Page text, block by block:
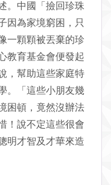
。中國「撿回珍珠
因為家境窮困，只
一顆顆被丟棄的珍
教育基金會便發起
，幫助這些家庭特
。「這些小朋友幾
困頓，竟然沒辦法
！說不定這些很會
明才智及才華來造